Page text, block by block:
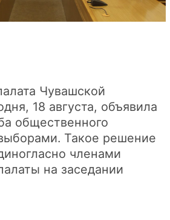
Чувашской
18 августа, объявила
общественного
Такое решение
членами
на заседании